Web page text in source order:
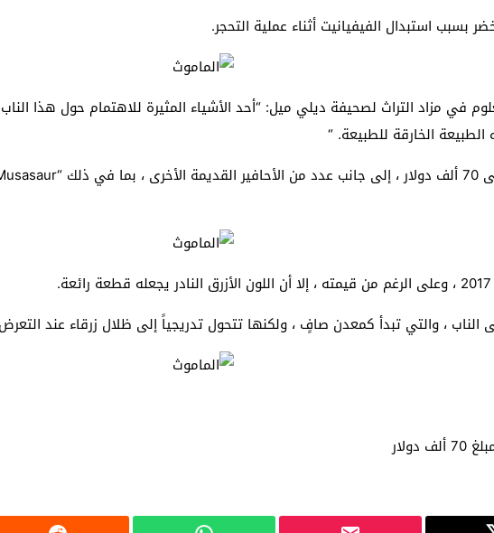
في مزاد التراث لصحيفة ديلي ميل: “أحد الأشياء المثيرة للاهتمام حول هذا
الخارقة للطبيعة. “